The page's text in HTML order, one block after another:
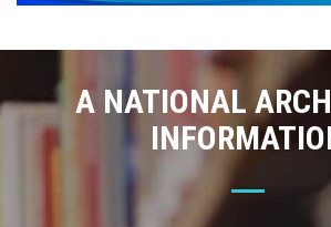
A NATIONAL